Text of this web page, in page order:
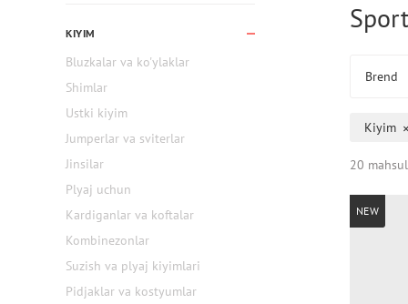
KIYIM
Bluzkalar va ko'ylaklar
Shimlar
Ustki kiyim
Jumperlar va sviterlar
Jinsilar
Plyaj uchun
Kardiganlar va koftalar
Kombinezonlar
Suzish va plyaj kiyimlari
Pidjaklar va kostyumlar
Brend
Kiyim
20
NEW